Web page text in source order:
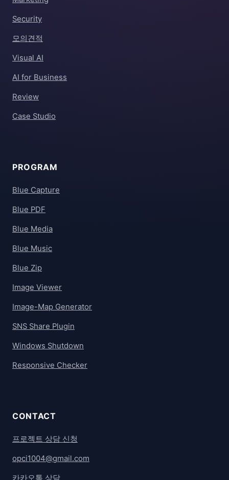
Security
모의견적
Visual AI
AI for Business
Review
Case Studio
PROGRAM
Blue Capture
Blue PDF
Blue Media
Blue Music
Blue Zip
Image Viewer
Image-Map Generator
SNS Share Plugin
Windows Shutdown
Responsive Checker
CONTACT
프로젝트 상담 신청
opci1004@gmail.com
카카오톡 상담